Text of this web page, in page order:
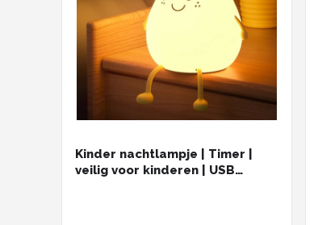
Kinder nachtlampje | Timer |
veilig voor kinderen | USB